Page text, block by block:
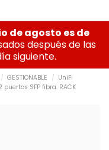
de agosto es de
después de las
siguiente.
GESTIONABLE
UniFi
puertos SFP fibra. RACK